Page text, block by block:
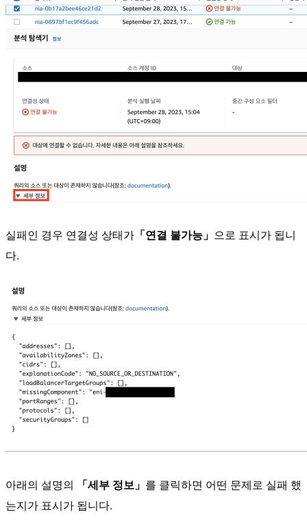
실패인 경우 연결성 상태가 「연결 불가능」 으로 표시가 됩니
다.
아래의 설명의 「세부 정보」 를 클릭하면 어떤 문제로 실패 했
는지가 표시가 됩니다.